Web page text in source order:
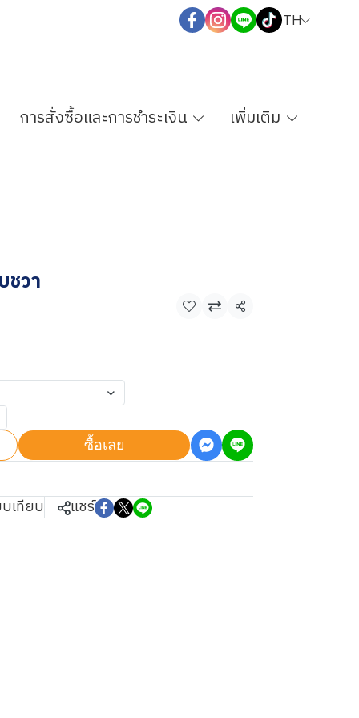
TH
การสั่งซื้อและการชำระเงิน เพิ่มเติม
วา
แชร์
ซื้อเลย
เทียบ แชร์